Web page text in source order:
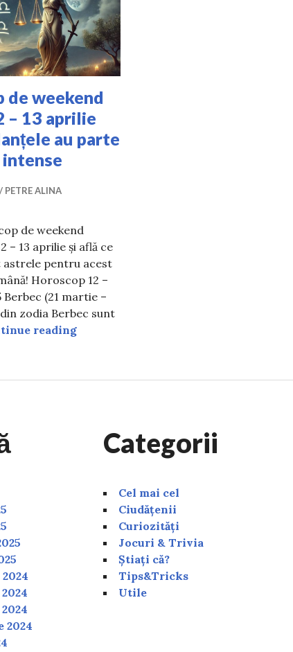
de weekend
– 13 aprilie
au parte
PETRE ALINA
de weekend
– 13 aprilie și află ce
pentru acest
Horoscop 12 –
Berbec (21 martie –
zodia Berbec sunt
readingHoroscop de weekend pentru 12 – 13
2024
Categorii
Cel mai cel
Ciudățenii
Curiozități
Jocuri & Trivia
Știați că?
Tips&Tricks
Utile